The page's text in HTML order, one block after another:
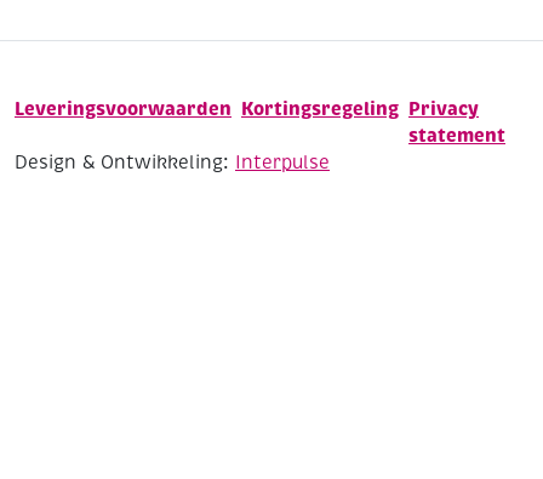
Leveringsvoorwaarden Kortingsregeling Privacy
statement
Design & Ontwikkeling: Interpulse